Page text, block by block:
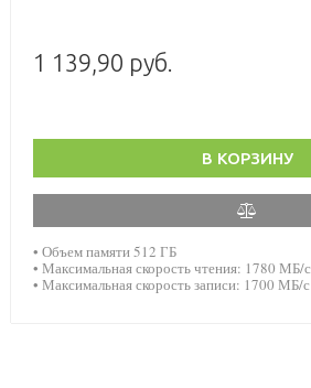
1 139,90 руб.
В КОРЗИНУ
• Объем памяти 512 ГБ
• Максимальная скорость чтения: 1780 МБ/с
• Максимальная скорость записи: 1700 МБ/с